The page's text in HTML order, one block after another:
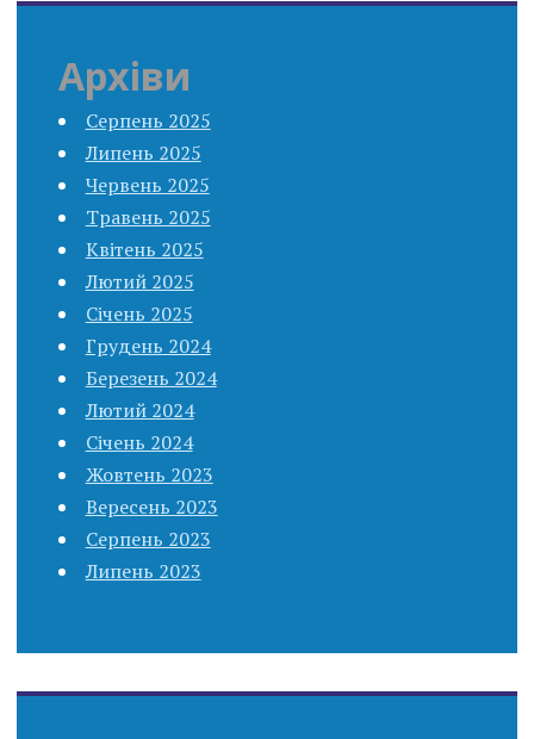
Архіви
Серпень 2025
Липень 2025
Червень 2025
Травень 2025
Квітень 2025
Лютий 2025
Січень 2025
Грудень 2024
Березень 2024
Лютий 2024
Січень 2024
Жовтень 2023
Вересень 2023
Серпень 2023
Липень 2023